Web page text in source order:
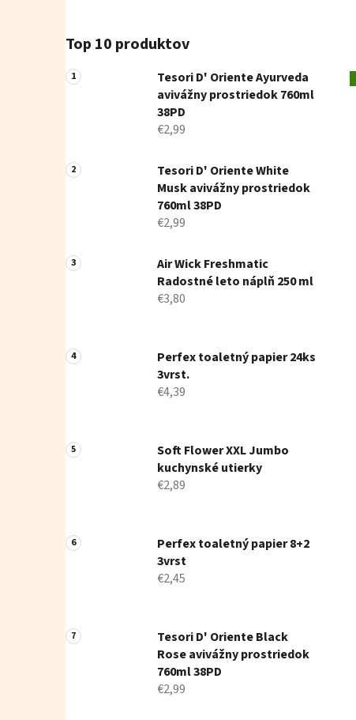
Top 10 produktov
Tesori D' Oriente Ayurveda
avivážny prostriedok 760ml
38PD
€2,99
Tesori D' Oriente White
Musk avivážny prostriedok
760ml 38PD
€2,99
Air Wick Freshmatic
Radostné leto náplň 250 ml
€3,80
Perfex toaletný papier 24ks
3vrst.
€4,39
Soft Flower XXL Jumbo
kuchynské utierky
€2,89
Perfex toaletný papier 8+2
3vrst
€2,45
Tesori D' Oriente Black
Rose avivážny prostriedok
760ml 38PD
€2,99